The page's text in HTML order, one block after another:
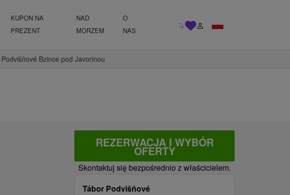
KUPON NA
PREZENT
NAD
MORZEM
O
NAS
Bzince pod Javorinou
REZERWACJA I WYBÓR
OFERTY
Skontaktuj się bezpośrednio z właścicielem.
Tábor Podvišňové